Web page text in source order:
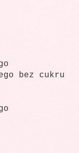
bez cukru